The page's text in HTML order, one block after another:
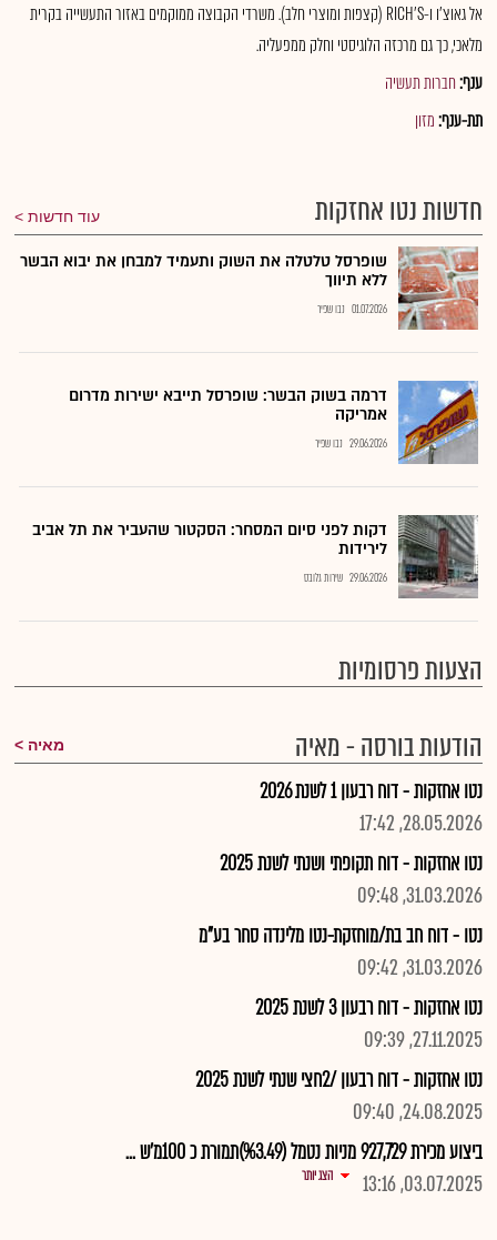
אל גאוצ'ו ו-RICH'S (קצפות ומוצרי חלב). משרדי הקבוצה ממוקמים באזור התעשייה בקרית
מלאכי, כך גם מרכזה הלוגיסטי וחלק ממפעליה.
ענף:חברות תעשיה
תת-ענף:מזון
חדשות נטו אחזקות עוד חדשות
שופרסל טלטלה את השוק ותעמיד למבחן את יבוא הבשר
ללא תיווך
01.07.2026 נבו שפיר
דרמה בשוק הבשר: שופרסל תייבא ישירות מדרום
אמריקה
29.06.2026 נבו שפיר
דקות לפני סיום המסחר: הסקטור שהעביר את תל אביב
לירידות
29.06.2026 שירות גלובס
הצעות פרסומיות
הודעות בורסה - מאיה
מאיה
נטו אחזקות - דוח רבעון 1 לשנת 2026
28.05.2026, 17:42
נטו אחזקות - דוח תקופתי ושנתי לשנת 2025
31.03.2026, 09:48
נטו - דוח חב בת/מוחזקת-נטו מלינדה סחר בע"מ
31.03.2026, 09:42
נטו אחזקות - דוח רבעון 3 לשנת 2025
27.11.2025, 09:39
נטו אחזקות - דוח רבעון /2חצי שנתי לשנת 2025
24.08.2025, 09:40
ביצוע מכירת 927,729 מניות נטמל (%3.49)תמורת כ 100מ'ש ...
03.07.2025, 13:16
הצג יותר